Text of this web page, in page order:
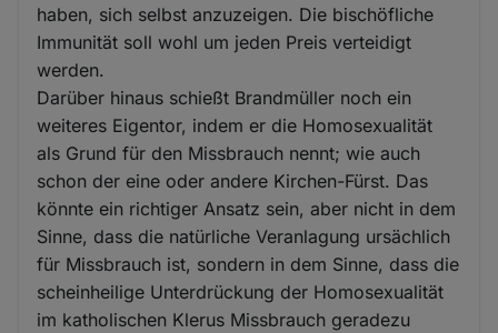
haben, sich selbst anzuzeigen. Die bischöfliche
Immunität soll wohl um jeden Preis verteidigt
werden.
Darüber hinaus schießt Brandmüller noch ein
weiteres Eigentor, indem er die Homosexualität
als Grund für den Missbrauch nennt; wie auch
schon der eine oder andere Kirchen-Fürst. Das
könnte ein richtiger Ansatz sein, aber nicht in dem
Sinne, dass die natürliche Veranlagung ursächlich
für Missbrauch ist, sondern in dem Sinne, dass die
scheinheilige Unterdrückung der Homosexualität
im katholischen Klerus Missbrauch geradezu